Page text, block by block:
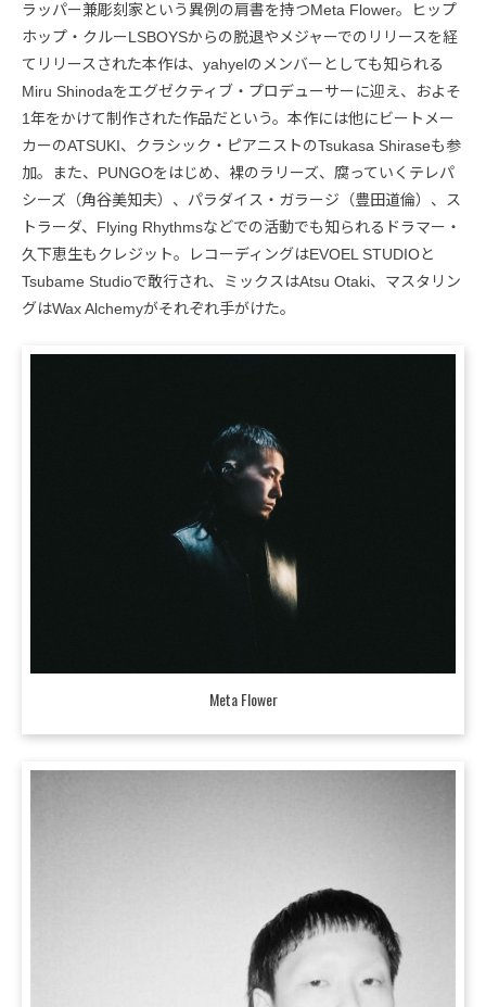
ラッパー兼彫刻家という異例の肩書を持つMeta Flower。ヒップ
ホップ・クルーLSBOYSからの脱退やメジャーでのリリースを経
てリリースされた本作は、yahyelのメンバーとしても知られる
Miru Shinodaをエグゼクティブ・プロデューサーに迎え、およそ
1年をかけて制作された作品だという。本作には他にビートメー
カーのATSUKI、クラシック・ピアニストのTsukasa Shiraseも参
加。また、PUNGOをはじめ、裸のラリーズ、腐っていくテレパ
シーズ（角谷美知夫）、パラダイス・ガラージ（豊田道倫）、ス
トラーダ、Flying Rhythmsなどでの活動でも知られるドラマー・
久下恵生もクレジット。レコーディングはEVOEL STUDIOと
Tsubame Studioで敢行され、ミックスはAtsu Otaki、マスタリン
グはWax Alchemyがそれぞれ手がけた。
Meta Flower